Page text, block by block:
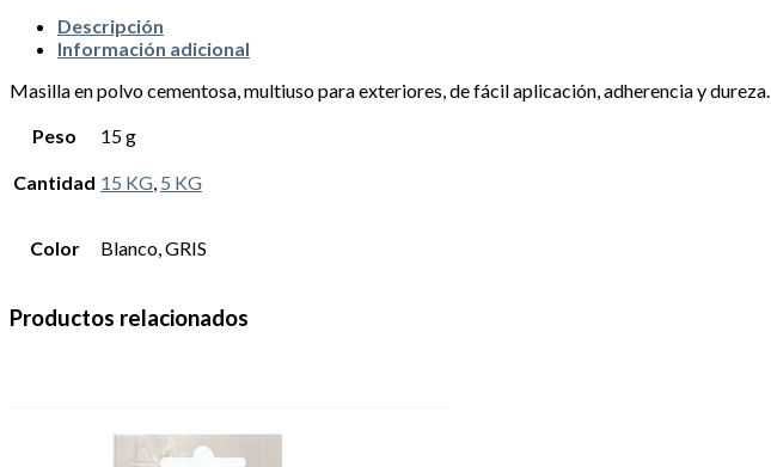
Descripción
Información adicional
Masilla en polvo cementosa, multiuso para exteriores, de fácil aplicación, adherencia y dureza.
Peso
15 g
Cantidad 15 KG, 5 KG
Color Blanco, GRIS
Productos relacionados